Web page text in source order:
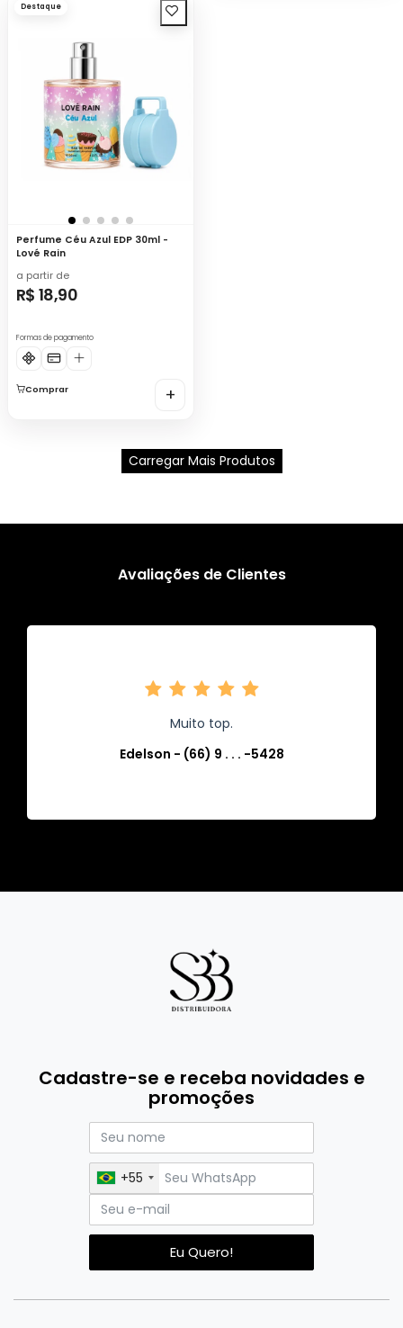
Destaque
Perfume Céu Azul EDP 30ml -
Lové Rain
a partir de
R$ 18,90
Formas de pagamento
Comprar +
Carregar Mais Produtos
Avaliações de Clientes
Muito top.
Edelson - (66) 9 . . . -5428
Cadastre-se e receba novidades e
promoções
+55
Eu Quero!